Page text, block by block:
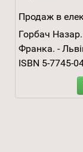
Продаж в
Горбач
Франка. -
ISBN 5-7745-